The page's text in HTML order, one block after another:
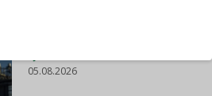
05.08.2026